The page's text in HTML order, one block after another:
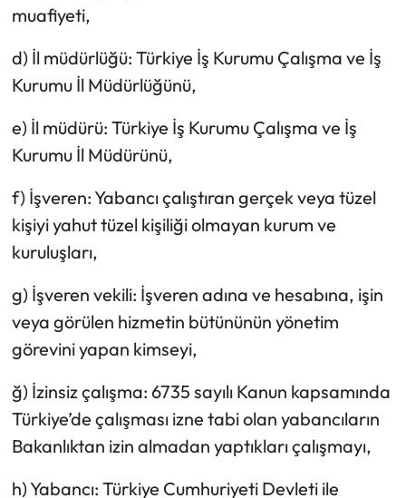
muafiyeti,
d) İl müdürlüğü: Türkiye İş Kurumu Çalışma ve İş
Kurumu İl Müdürlüğünü,
e) İl müdürü: Türkiye İş Kurumu Çalışma ve İş
Kurumu İl Müdürünü,
f) İşveren: Yabancı çalıştıran gerçek veya tüzel
kişiyi yahut tüzel kişiliği olmayan kurum ve
kuruluşları,
g) İşveren vekili: İşveren adına ve hesabına, işin
veya görülen hizmetin bütününün yönetim
görevini yapan kimseyi,
ğ) İzinsiz çalışma: 6735 sayılı Kanun kapsamında
Türkiye’de çalışması izne tabi olan yabancıların
Bakanlıktan izin almadan yaptıkları çalışmayı,
h) Yabancı: Türkiye Cumhuriyeti Devleti ile